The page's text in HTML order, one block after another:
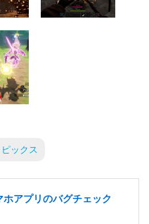
ピックス
アプリのバグチェック